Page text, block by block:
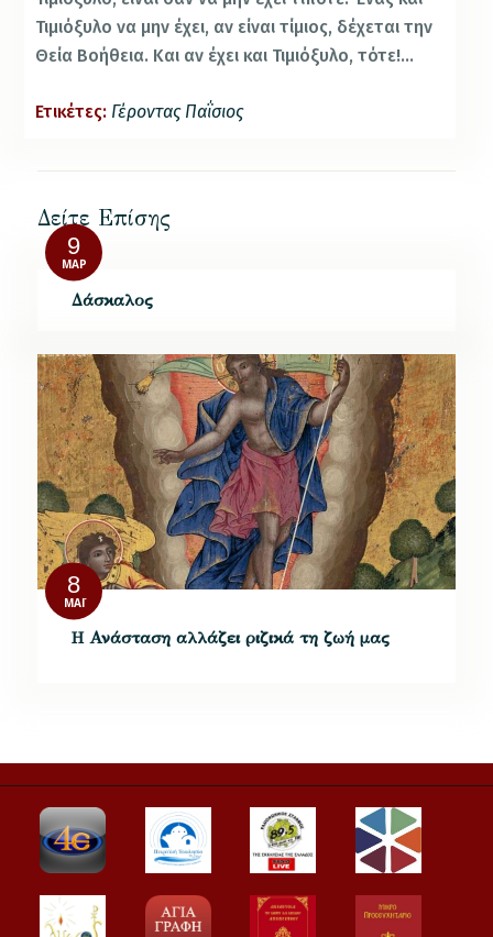
Τιμιόξυλο να μην έχει, αν είναι τίμιος, δέχεται την
Θεία Βοήθεια. Και αν έχει και Τιμιόξυλο, τότε!…
Ετικέτες: Γέροντας Παΐσιος
Δείτε Επίσης
9
ΜΑΡ
Δάσκαλος
8
ΜΆΙ
Η Ανάσταση αλλάζει ριζικά τη ζωή μας